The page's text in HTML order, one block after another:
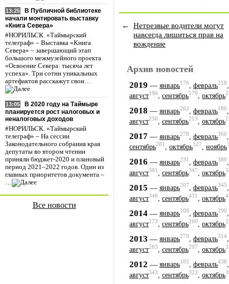
13:25
В Публичной библиотеке
начали монтировать выставку
«Книга Севера»
#НОРИЛЬСК. «Таймырский
телеграф» – Выставка «Книга
Севера» – завершающий этап
большого межмузейного проекта
«Освоение Севера: тысяча лет
успеха». Три сотни уникальных
артефактов расскажут свои…
13:05
В 2020 году на Таймыре
планируется рост налоговых и
неналоговых доходов
#НОРИЛЬСК. «Таймырский
телеграф» – На сессии
Законодательного собрания края
депутаты во втором чтении
приняли бюджет-2020 и плановый
период 2021–2022 годов. Один из
главных приоритетов документа –
…
Все новости
←
Нетрезвые водители могут
навсегда лишиться прав на
вождение
Архив новостей
2019 — январь176 февраль218
август196, сентябрь179, октябрь
2018 — январь262 февраль180
август256, сентябрь213, октябрь
2017 — январь278 февраль360
сентябрь281, октябрь327, ноябрь
2016 — январь231 февраль380
август381 сентябрь347 октябрь
2015 — январь207, февраль345
август346 сентябрь431 октябрь
2014 — январь108, февраль290
август273 сентябрь260 октябрь
2013 — январь279, февраль314
август283 сентябрь297 октябрь
2012 — январь105, февраль438
август343, сентябрь323, октябрь